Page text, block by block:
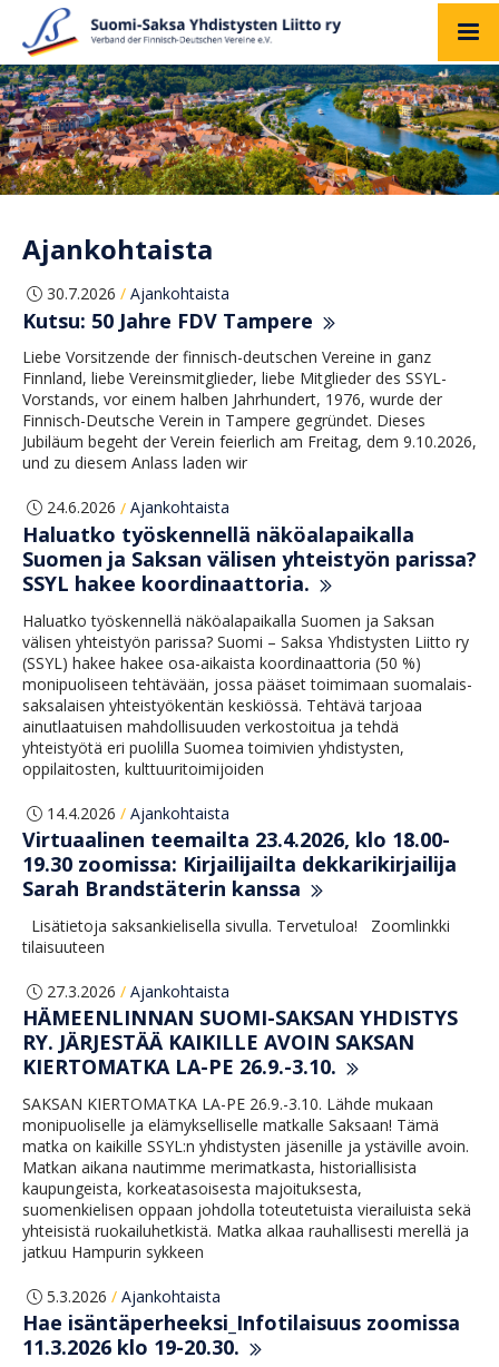
Ajankohtaista
30.7.2026/ Ajankohtaista
Kutsu: 50 Jahre FDV Tampere
Liebe Vorsitzende der finnisch-deutschen Vereine in ganz
Finnland, liebe Vereinsmitglieder, liebe Mitglieder des SSYL-
Vorstands, vor einem halben Jahrhundert, 1976, wurde der
Finnisch-Deutsche Verein in Tampere gegründet. Dieses
Jubiläum begeht der Verein feierlich am Freitag, dem 9.10.2026,
und zu diesem Anlass laden wir
24.6.2026/ Ajankohtaista
Haluatko työskennellä näköalapaikalla
Suomen ja Saksan välisen yhteistyön parissa?
SSYL hakee koordinaattoria.
Haluatko työskennellä näköalapaikalla Suomen ja Saksan
välisen yhteistyön parissa? Suomi – Saksa Yhdistysten Liitto ry
(SSYL) hakee hakee osa-aikaista koordinaattoria (50 %)
monipuoliseen tehtävään, jossa pääset toimimaan suomalais-
saksalaisen yhteistyökentän keskiössä. Tehtävä tarjoaa
ainutlaatuisen mahdollisuuden verkostoitua ja tehdä
yhteistyötä eri puolilla Suomea toimivien yhdistysten,
oppilaitosten, kulttuuritoimijoiden
14.4.2026/ Ajankohtaista
Virtuaalinen teemailta 23.4.2026, klo 18.00-
19.30 zoomissa: Kirjailijailta dekkarikirjailija
Sarah Brandstäterin kanssa
Lisätietoja saksankielisella sivulla. Tervetuloa! Zoomlinkki
tilaisuuteen
27.3.2026/ Ajankohtaista
HÄMEENLINNAN SUOMI-SAKSAN YHDISTYS
RY. JÄRJESTÄÄ KAIKILLE AVOIN SAKSAN
KIERTOMATKA LA-PE 26.9.-3.10.
SAKSAN KIERTOMATKA LA-PE 26.9.-3.10. Lähde mukaan
monipuoliselle ja elämykselliselle matkalle Saksaan! Tämä
matka on kaikille SSYL:n yhdistysten jäsenille ja ystäville avoin.
Matkan aikana nautimme merimatkasta, historiallisista
kaupungeista, korkeatasoisesta majoituksesta,
suomenkielisen oppaan johdolla toteutetuista vierailuista sekä
yhteisistä ruokailuhetkistä. Matka alkaa rauhallisesti merellä ja
jatkuu Hampurin sykkeen
5.3.2026/ Ajankohtaista
Hae isäntäperheeksi_Infotilaisuus zoomissa
11.3.2026 klo 19-20.30.